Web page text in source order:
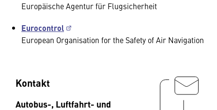
Europäische Agentur für Flugsicherheit
Eurocontrol
European Organisation for the Safety of Air Navigation
Kontakt
Autobus-, Luftfahrt- und